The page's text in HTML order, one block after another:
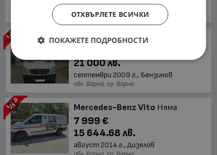
септември 2012 г., Дизелов
обл. Варна, гр. Варна
Mercedes-Benz Sprinter 516
21 000 лв.
септември 2009 г., Бензинов
обл. Варна, гр. Варна
Mercedes-Benz Vito Няма
7 999 €
15 644.68 лв.
август 2014 г., Дизелов
ОТХВЪРЛЕТЕ ВСИЧКИ
ПОКАЖЕТЕ ПОДРОБНОСТИ